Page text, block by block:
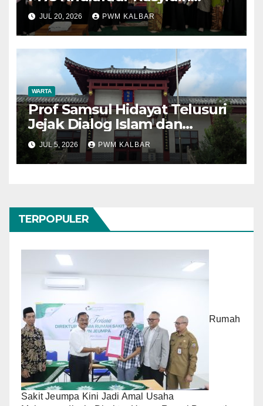
Perkuat Edukasi Hukum dan
Perlindungan Anak
JUL 20, 2026 PWM KALBAR
WARTA
Prof Samsul Hidayat Telusuri
Jejak Dialog Islam dan
Konfusianisme di Kota
Konfusius
JUL 5, 2026 PWM KALBAR
TERPOPULER
Rumah
Sakit Jeumpa Kini Jadi Amal Usaha